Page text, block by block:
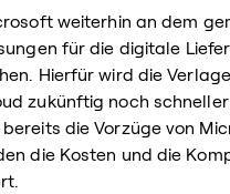
weiterhin an dem
für die digitale
Hierfür wird die
zukünftig noch
die Vorzüge von
die Kosten und die